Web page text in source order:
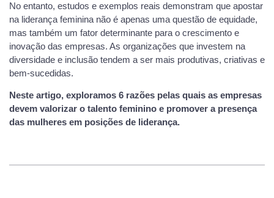
No entanto, estudos e exemplos reais demonstram que apostar
na liderança feminina não é apenas uma questão de equidade,
mas também um fator determinante para o crescimento e
inovação das empresas. As organizações que investem na
diversidade e inclusão tendem a ser mais produtivas, criativas e
bem-sucedidas.
Neste artigo, exploramos 6 razões pelas quais as empresas
devem valorizar o talento feminino e promover a presença
das mulheres em posições de liderança.